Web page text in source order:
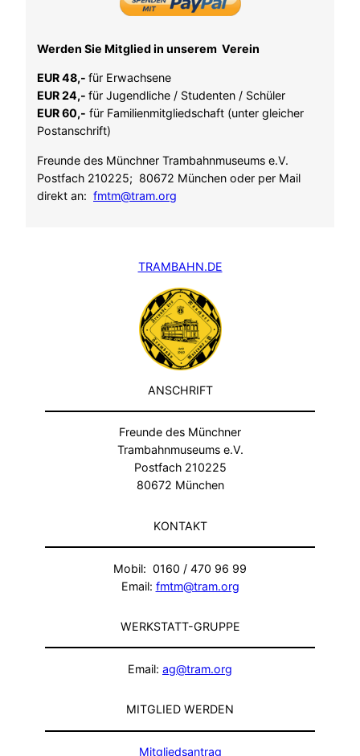
Werden Sie Mitglied in unserem Verein
EUR 48,- für Erwachsene
EUR 24,- für Jugendliche / Studenten / Schüler
EUR 60,- für Familienmitgliedschaft (unter gleicher
Postanschrift)
Freunde des Münchner Trambahnmuseums e.V.
Postfach 210225; 80672 München oder per Mail
direkt an: fmtm@tram.org
TRAMBAHN.DE
ANSCHRIFT
Freunde des Münchner
Trambahnmuseums e.V.
Postfach 210225
80672 München
KONTAKT
Mobil: 0160 / 470 96 99
Email: fmtm@tram.org
WERKSTATT-GRUPPE
Email: ag@tram.org
MITGLIED WERDEN
Mitgliedsantrag